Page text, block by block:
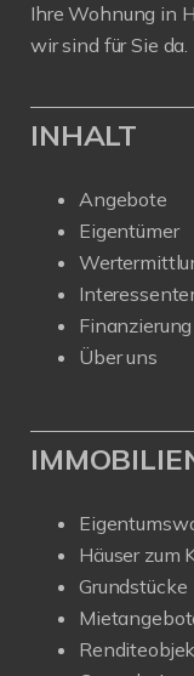
Ihre Wohnung in
wir sind für Sie da.
INHALT
Angebote
Eigentümer
Finanzierung
Über uns
Häuser zum
Grundstücke